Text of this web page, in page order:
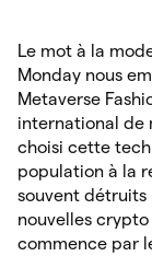
Le mot à la
Monday nous
Metaverse
international de
choisi cette
population à la
souvent détruits
nouvelles
commence par